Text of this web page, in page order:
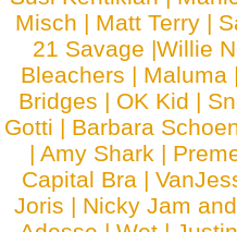
Misch | Matt Terry |
21 Savage |Willie
Bleachers | Maluma
Bridges | OK Kid |
Gotti | Barbara
| Amy Shark |
Capital Bra |
Joris | Nicky Jam